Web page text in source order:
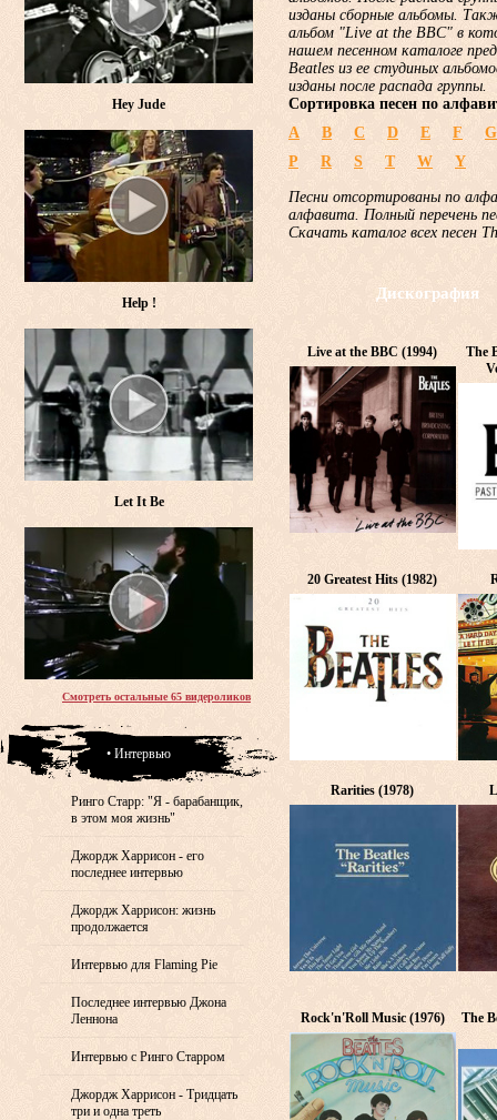
изданы сборные альбомы.
альбом "Live at the BBC" в
нашем песенном каталоге
Beatles из ее студиных
изданы после распада группы.
Сортировка песен по
A
B C D E F
G
P
R S T W Y
Песни отсортированы по
алфавита. Полный перечень
Скачать каталог всех песен
Дискография
Live at the BBC (1994)
The
20 Greatest Hits (1982)
Rarities (1978)
Rock'n'Roll Music (1976) The
Hey Jude
Help !
Let It Be
Смотреть остальные 65 видероликов
• Интервью
Ринго Старр: "Я - барабанщик,
в этом моя жизнь"
Джордж Харрисон - его
последнее интервью
Джордж Харрисон: жизнь
продолжается
Интервью для Flaming Pie
Последнее интервью Джона
Леннона
Интервью с Ринго Старром
Джордж Харрисон - Тридцать
три и одна треть